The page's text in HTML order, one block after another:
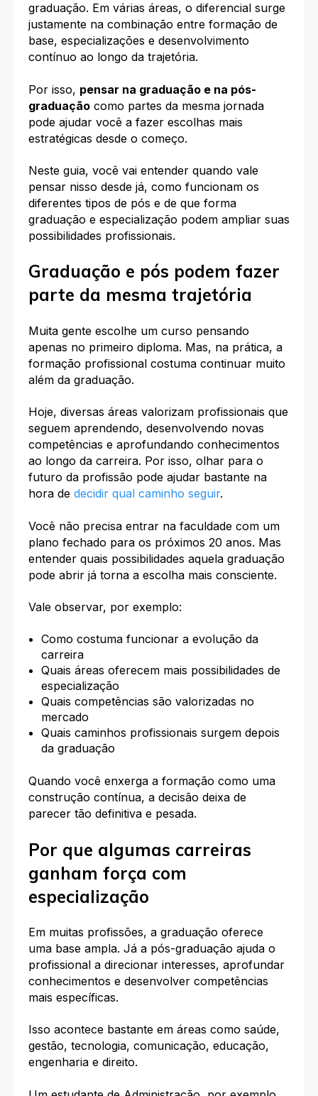
graduação. Em várias áreas, o diferencial surge
justamente na combinação entre formação de
base, especializações e desenvolvimento
contínuo ao longo da trajetória.
Por isso, pensar na graduação e na pós-
graduação como partes da mesma jornada
pode ajudar você a fazer escolhas mais
estratégicas desde o começo.
Neste guia, você vai entender quando vale
pensar nisso desde já, como funcionam os
diferentes tipos de pós e de que forma
graduação e especialização podem ampliar suas
possibilidades profissionais.
Graduação e pós podem fazer
parte da mesma trajetória
Muita gente escolhe um curso pensando
apenas no primeiro diploma. Mas, na prática, a
formação profissional costuma continuar muito
além da graduação.
Hoje, diversas áreas valorizam profissionais que
seguem aprendendo, desenvolvendo novas
competências e aprofundando conhecimentos
ao longo da carreira. Por isso, olhar para o
futuro da profissão pode ajudar bastante na
hora de decidir qual caminho seguir.
Você não precisa entrar na faculdade com um
plano fechado para os próximos 20 anos. Mas
entender quais possibilidades aquela graduação
pode abrir já torna a escolha mais consciente.
Vale observar, por exemplo:
Como costuma funcionar a evolução da
carreira
Quais áreas oferecem mais possibilidades de
especialização
Quais competências são valorizadas no
mercado
Quais caminhos profissionais surgem depois
da graduação
Quando você enxerga a formação como uma
construção contínua, a decisão deixa de
parecer tão definitiva e pesada.
Por que algumas carreiras
ganham força com
especialização
Em muitas profissões, a graduação oferece
uma base ampla. Já a pós-graduação ajuda o
profissional a direcionar interesses, aprofundar
conhecimentos e desenvolver competências
mais específicas.
Isso acontece bastante em áreas como saúde,
gestão, tecnologia, comunicação, educação,
engenharia e direito.